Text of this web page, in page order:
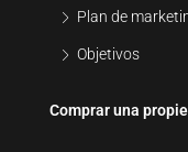
Plan de
Objetivos
Comprar una